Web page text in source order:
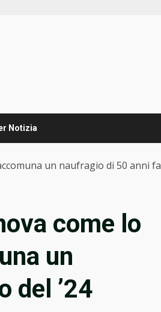
Notizia
un naufragio di 50 anni fa
come lo
un
del ’24